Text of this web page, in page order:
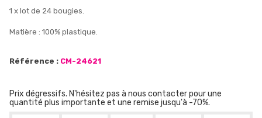
1 x lot de 24 bougies.
Matière : 100% plastique.
Référence : CM-24621
Prix dégressifs. N'hésitez pas à nous contacter pour une
quantité plus importante et une remise jusqu'à -70%.